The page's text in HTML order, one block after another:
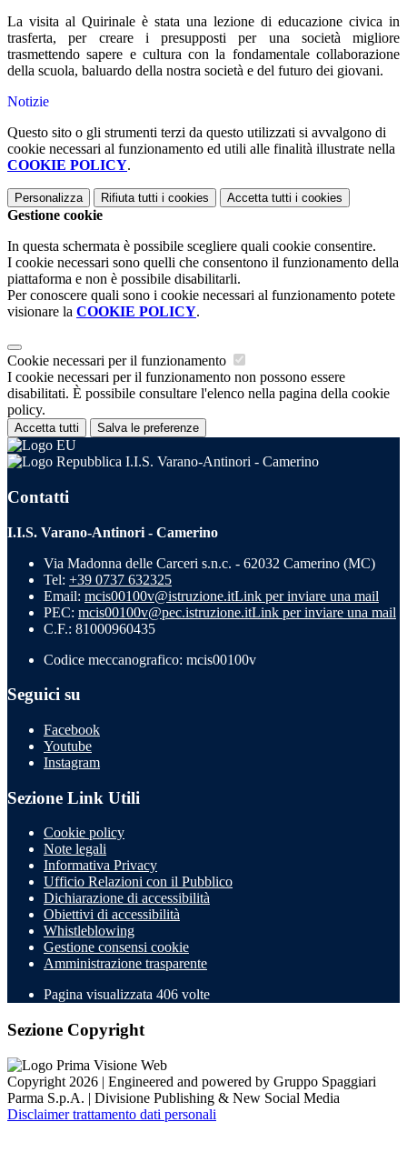
La visita al Quirinale è stata una lezione di educazione civica in
trasferta, per creare i presupposti per una società migliore
trasmettendo sapere e cultura con la fondamentale collaborazione
della scuola, baluardo della nostra società e del futuro dei giovani.
Notizie
Questo sito o gli strumenti terzi da questo utilizzati si avvalgono di
cookie necessari al funzionamento ed utili alle finalità illustrate nella
COOKIE POLICY.
Personalizza Rifiuta tutti i cookies Accetta tutti i cookies
Gestione cookie
In questa schermata è possibile scegliere quali cookie consentire.
I cookie necessari sono quelli che consentono il funzionamento della
piattaforma e non è possibile disabilitarli.
Per conoscere quali sono i cookie necessari al funzionamento potete
visionare la COOKIE POLICY.
Cookie necessari per il funzionamento
I cookie necessari per il funzionamento non possono essere
disabilitati. È possibile consultare l'elenco nella pagina della cookie
policy.
Accetta tutti Salva le preferenze
I.I.S. Varano-Antinori - Camerino
Contatti
I.I.S. Varano-Antinori - Camerino
Via Madonna delle Carceri s.n.c. - 62032 Camerino (MC)
Tel: +39 0737 632325
Email: mcis00100v@istruzione.itLink per inviare una mail
PEC: mcis00100v@pec.istruzione.itLink per inviare una mail
C.F.: 81000960435
Codice meccanografico: mcis00100v
Seguici su
Facebook
Youtube
Instagram
Sezione Link Utili
Cookie policy
Note legali
Informativa Privacy
Ufficio Relazioni con il Pubblico
Dichiarazione di accessibilità
Obiettivi di accessibilità
Whistleblowing
Gestione consensi cookie
Amministrazione trasparente
Pagina visualizzata 406 volte
Sezione Copyright
Copyright 2026 | Engineered and powered by Gruppo Spaggiari
Parma S.p.A. | Divisione Publishing & New Social Media
Disclaimer trattamento dati personali